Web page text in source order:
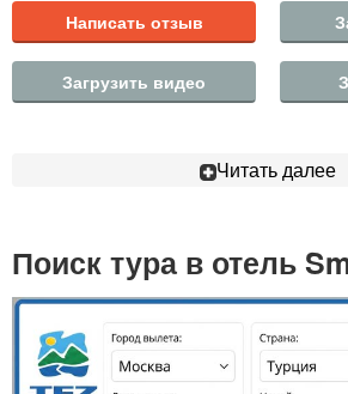
Написать отзыв
Загрузить видео
Читать далее
Поиск тура в отель